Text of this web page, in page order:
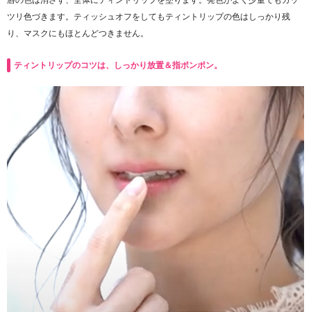
ツリ色づきます。ティッシュオフをしてもティントリップの色はしっかり残
り、マスクにもほとんどつきません。
ティントリップのコツは、しっかり放置＆指ポンポン。